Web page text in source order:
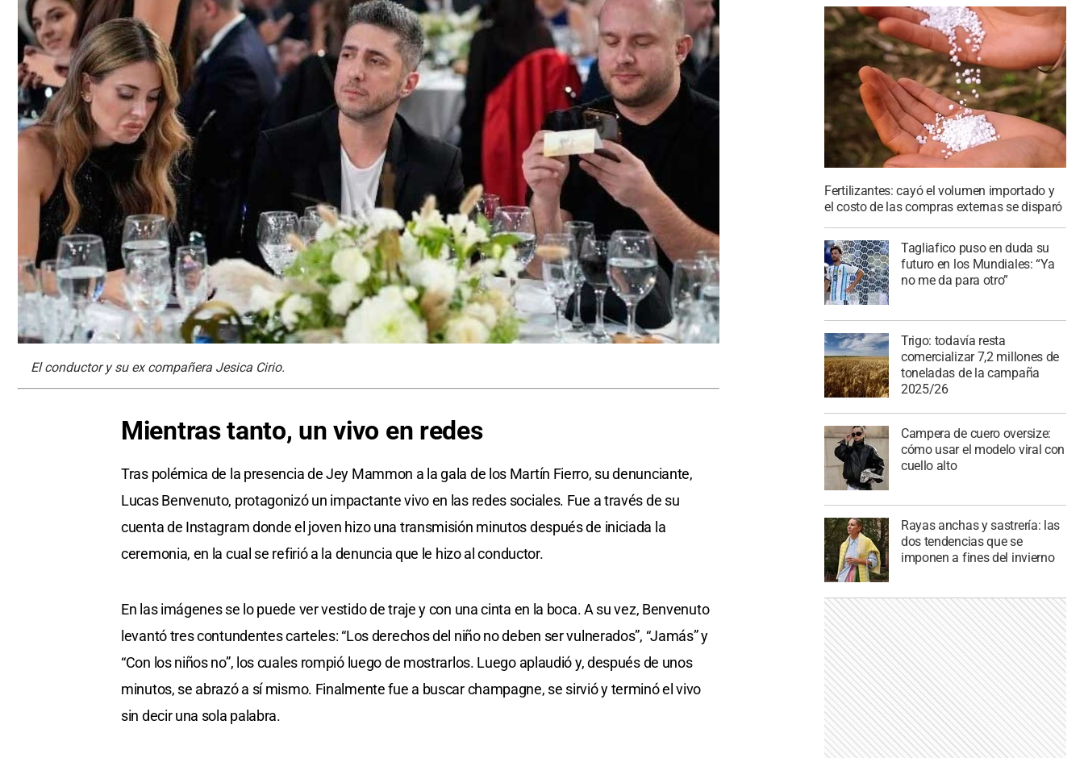
El conductor y su ex compañera Jesica Cirio.
Mientras tanto, un vivo en redes
Tras polémica de la presencia de Jey Mammon a la gala de los Martín Fierro, su denunciante,
Lucas Benvenuto, protagonizó un impactante vivo en las redes sociales. Fue a través de su
cuenta de Instagram donde el joven hizo una transmisión minutos después de iniciada la
ceremonia, en la cual se refirió a la denuncia que le hizo al conductor.
En las imágenes se lo puede ver vestido de traje y con una cinta en la boca. A su vez, Benvenuto
levantó tres contundentes carteles: “Los derechos del niño no deben ser vulnerados”, “Jamás” y
“Con los niños no”, los cuales rompió luego de mostrarlos. Luego aplaudió y, después de unos
minutos, se abrazó a sí mismo. Finalmente fue a buscar champagne, se sirvió y terminó el vivo
sin decir una sola palabra.
Fertilizantes: cayó el volumen importado y
el costo de las compras externas se disparó
Tagliafico puso en duda su
futuro en los Mundiales: “Ya
no me da para otro”
Trigo: todavía resta
comercializar 7,2 millones de
toneladas de la campaña
2025/26
Campera de cuero oversize:
cómo usar el modelo viral con
cuello alto
Rayas anchas y sastrería: las
dos tendencias que se
imponen a fines del invierno